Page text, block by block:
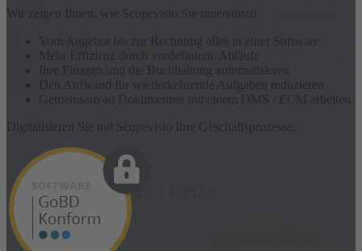
Wir zeigen Ihnen, wie Scopevisio Sie unterstützt!
Vom Angebot bis zur Rechnung alles in einer Software
Mehr Effizienz durch vordefinierte Abläufe
Ihre Finazen und die Buchhaltung automatisieren
Den Aufwand für wiederkehrende Aufgaben reduzieren
Gemeinsam an Dokumenten mit einem DMS / ECM arbeiten
Digitalisieren Sie mit Scopevisio Ihre Geschäftsprozesse.